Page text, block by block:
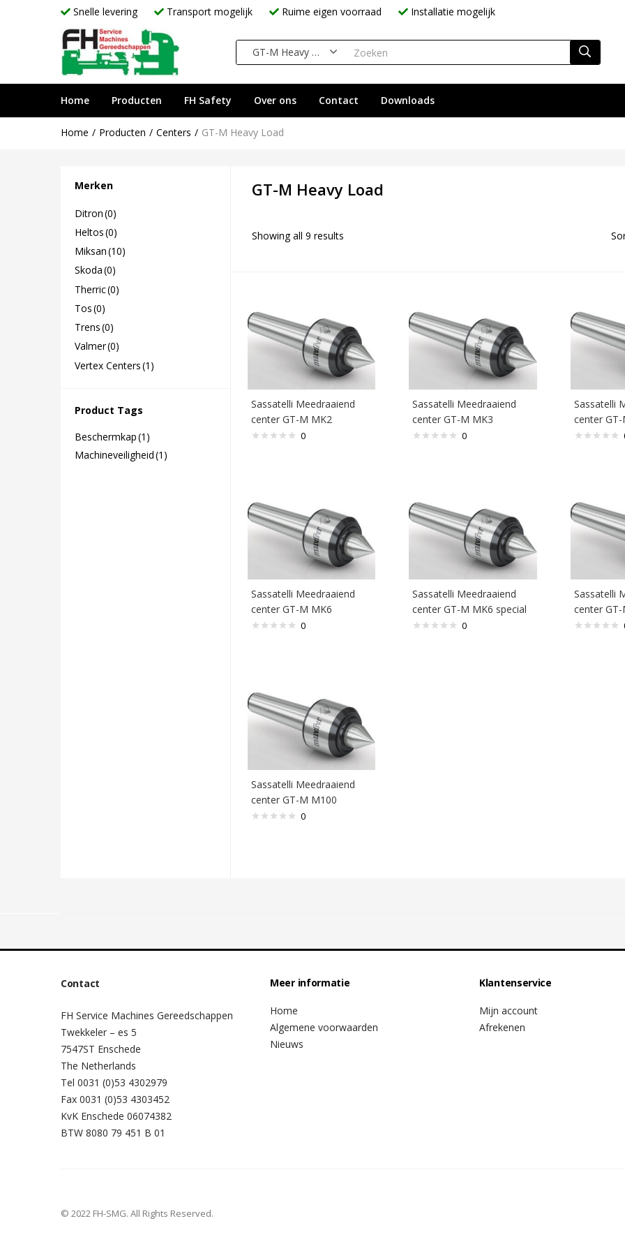
Snelle levering Transport mogelijk Ruime eigen voorraad Installatie mogelijk
GT-M Heavy Load (9)
Home Producten FH Safety Over ons Contact Downloads
Home Producten Centers GT-M Heavy Load
Merken
Ditron(0)
Heltos(0)
Miksan(10)
Skoda(0)
Therric(0)
Tos(0)
Trens(0)
Valmer(0)
Vertex Centers(1)
Product Tags
Beschermkap(1)
Machineveiligheid(1)
GT-M Heavy Load
Showing all 9 results
Sassatelli Meedraaiend
center GT-M MK2
0
Sassatelli Meedraaiend
center GT-M MK3
0
Sassatelli
center
Sassatelli Meedraaiend
center GT-M MK6
0
Sassatelli Meedraaiend
center GT-M MK6 special
0
Sassatelli
center
Sassatelli Meedraaiend
center GT-M M100
0
Contact
FH Service Machines Gereedschappen
Twekkeler – es 5
7547ST Enschede
The Netherlands
Tel 0031 (0)53 4302979
Fax 0031 (0)53 4303452
KvK Enschede 06074382
BTW 8080 79 451 B 01
Meer informatie
Home
Algemene voorwaarden
Nieuws
Klantenservice
Mijn account
Afrekenen
© 2022 FH-SMG. All Rights Reserved.